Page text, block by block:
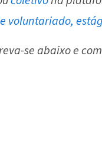
voluntariado,
se abaixo e